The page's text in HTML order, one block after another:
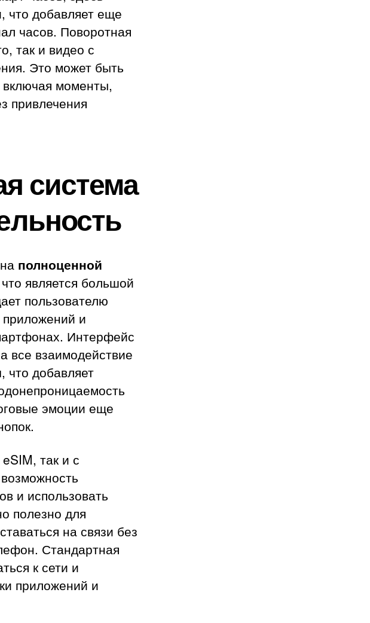
что добавляет еще
часов. Поворотная
так и видео с
Это может быть
моменты,
привлечения
система
полноценной
является большой
пользователю
и
Интерфейс
все взаимодействие
, что добавляет
эмоции еще
eSIM, так и с
и использовать
полезно для
на связи без
Стандартная
к сети и
приложений и